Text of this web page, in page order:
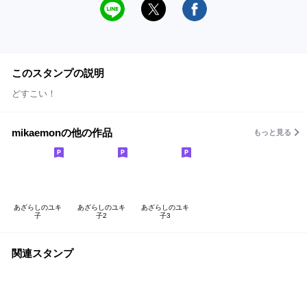
このスタンプの説明
どすこい！
mikaemonの他の作品 もっと見る
あざらしのユキ
子
あざらしのユキ
子2
あざらしのユキ
子3
関連スタンプ